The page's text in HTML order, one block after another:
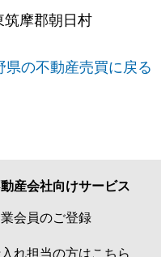
筑摩郡朝日村
県の不動産売買に戻る
産会社向けサービス
会員のご登録
れ担当の方はこちら